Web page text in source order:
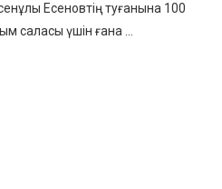
Есеновтің туғанына 100
саласы үшін ғана ...